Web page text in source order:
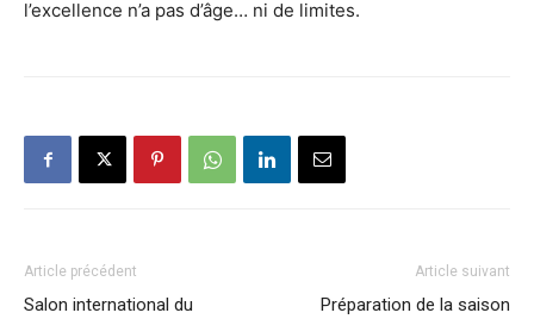
l’excellence n’a pas d’âge… ni de limites.
Article précédent
Salon international du
Article suivant
Préparation de la saison